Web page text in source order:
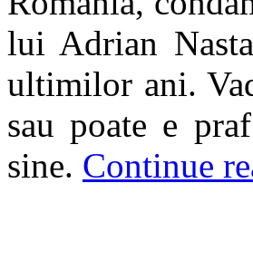
lui Adrian
ultimilor ani.
sau poate e
sine. Continue